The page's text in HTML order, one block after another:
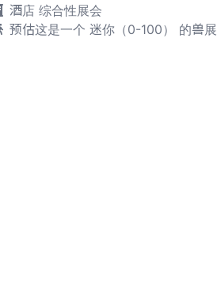
酒店 综合性展会
预估这是一个 迷你（0-100） 的兽展